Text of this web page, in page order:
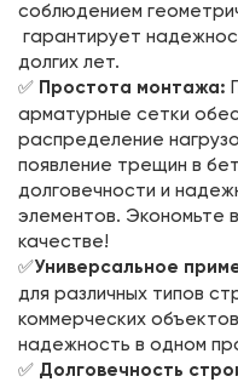
соблюдением
гарантирует
долгих лет.
✅ Простота монтажа:
арматурные сетки
распределение
появление трещин в
долговечности и
элементов. Экономьте
качестве!
✅Универсальное
для различных типов
коммерческих
надежность в одном
✅ Долговечность